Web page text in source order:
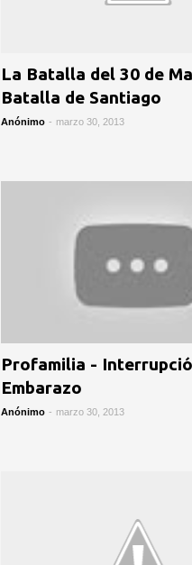
La Batalla del 30 de
Batalla de Santiago
Anónimo - marzo 30, 2013
Profamilia -
Embarazo
Anónimo - marzo 30, 2013